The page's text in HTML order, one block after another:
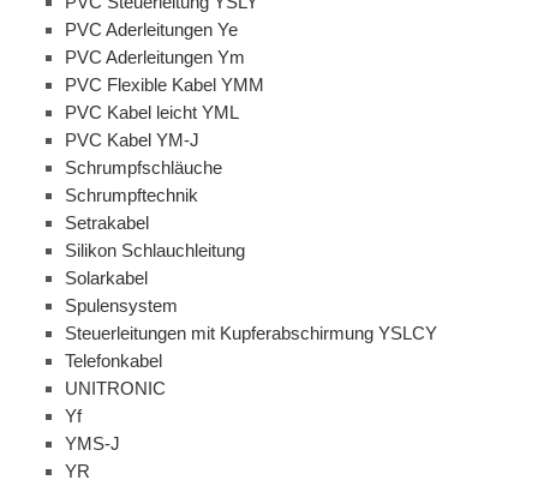
PVC Aderleitungen Ye
PVC Aderleitungen Ym
PVC Flexible Kabel YMM
PVC Kabel leicht YML
PVC Kabel YM-J
Schrumpfschläuche
Schrumpftechnik
Setrakabel
Silikon Schlauchleitung
Solarkabel
Spulensystem
Steuerleitungen mit Kupferabschirmung YSLCY
Telefonkabel
UNITRONIC
Yf
YMS-J
YR